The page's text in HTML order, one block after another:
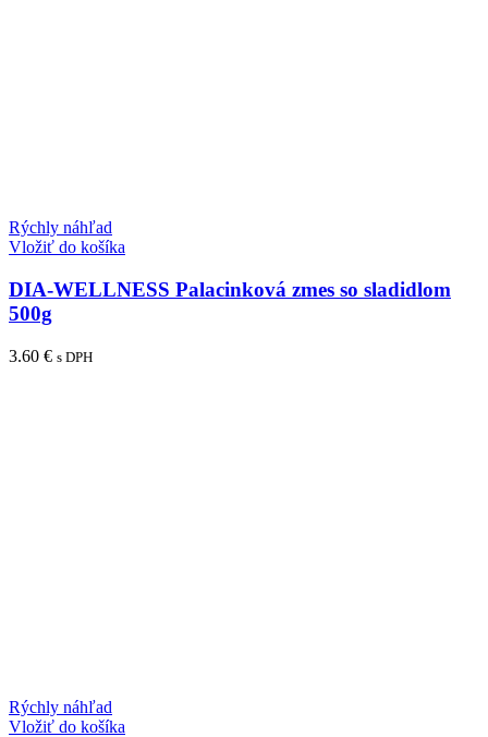
Rýchly náhľad
Vložiť do košíka
DIA-WELLNESS Palacinková zmes so sladidlom
500g
3.60 € s DPH
Rýchly náhľad
Vložiť do košíka